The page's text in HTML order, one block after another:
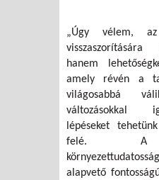
„Úgy vélem,
hanem
amely révén a
világosabbá
változásokkal
lépéseket
felé. A
alapvető